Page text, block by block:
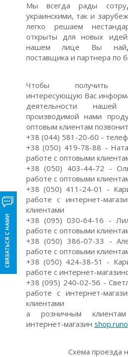
Мы всегда рады
украинскими, так и
легко решаем
открыты для новых
нашем лице Вы
поставщика и партнера по
Чтобы получить
интересующую Вас
деятельности
производимой нами
оптовым клиентам
+38 (044) 581-20-60 -
+38 (050) 419-78-88 -
работе с оптовыми
+38 (050) 403-44-72 -
работе с оптовыми
+38 (050) 411-24-01 -
работе с интернет-
клиентами
+38 (095) 030-64-16 -
работе с оптовыми
+38 (050) 386-07-33 -
работе с оптовыми
+38 (050) 424-38-51 -
работе с интернет-
+38 (095) 240-02-56 -
работе с интернет-
клиентами
а розничным
интернет-магазин
Схема проезда